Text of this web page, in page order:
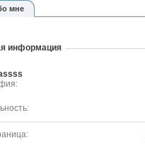
мне
информация